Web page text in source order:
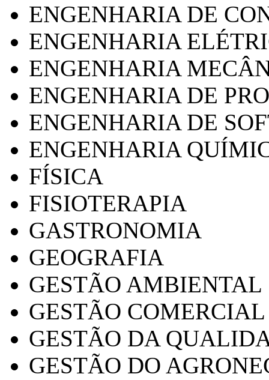
ENGENHARIA DE
ENGENHARIA
ENGENHARIA
ENGENHARIA DE
ENGENHARIA DE
ENGENHARIA
FÍSICA
FISIOTERAPIA
GASTRONOMIA
GEOGRAFIA
GESTÃO AMBIENTAL
GESTÃO COMERCIAL
GESTÃO DA
GESTÃO DO